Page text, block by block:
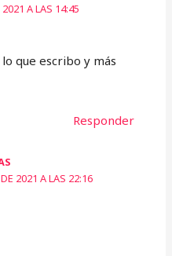
A LAS 14:45
que escribo y más
Responder
2021 A LAS 22:16